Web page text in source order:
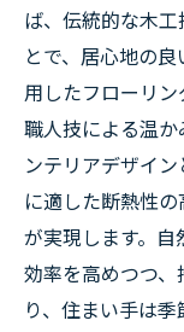
ば、伝統的な木
とで、居心地の
用したフローリ
職人技による温
ンテリアデザイ
に適した断熱性
が実現します。
効率を高めつつ
り、住まい手は